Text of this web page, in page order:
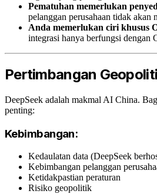
Pematuhan memerlukan
pelanggan perusahaan tidak akan
Anda memerlukan ciri khusus
integrasi hanya berfungsi dengan
Pertimbangan
DeepSeek adalah makmal AI China.
penting:
Kebimbangan:
Kedaulatan data (DeepSeek
Kebimbangan pelanggan
Ketidakpastian peraturan
Risiko geopolitik